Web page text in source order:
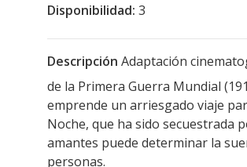
Disponibilidad: 3
Descripción Adaptación
de la Primera Guerra Mundial
emprende un arriesgado viaje
Noche, que ha sido secuestrada
amantes puede determinar la
personas.